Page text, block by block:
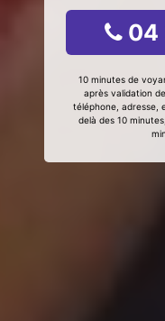
04
10 minutes de
après validation
téléphone, adresse,
delà des 10